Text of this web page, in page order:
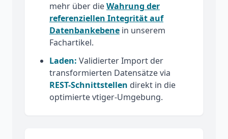
mehr über dieWahrung der
referenziellen Integrität auf
Datenbankebene in unserem
Fachartikel.
Laden: Validierter Import der
transformierten Datensätze via
REST-Schnittstellen direkt in die
optimierte vtiger-Umgebung.